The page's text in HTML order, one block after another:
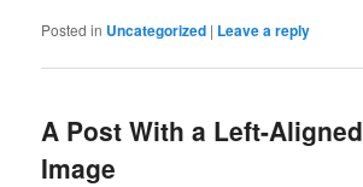
Posted in Uncategorized | Leave a reply
A Post With a Left-Aligned
Image